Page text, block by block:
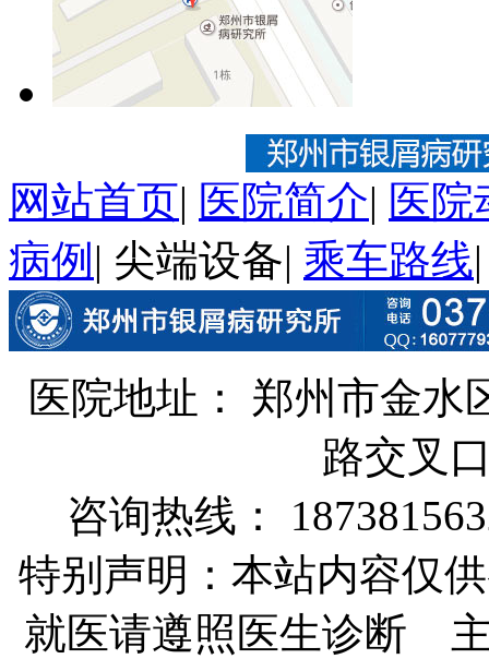
网站首页| 医院简介| 医院
病例 | 尖端设备| 乘车路线
医院地址： 郑州市金水
路交叉
咨询热线：
特别声明：本站内容仅
就医请遵照医生诊断